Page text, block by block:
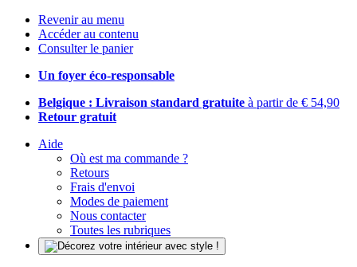
Revenir au menu
Accéder au contenu
Consulter le panier
Un foyer éco-responsable
Belgique : Livraison standard gratuite à partir de € 54,90
Retour gratuit
Aide
Où est ma commande ?
Retours
Frais d'envoi
Modes de paiement
Nous contacter
Toutes les rubriques